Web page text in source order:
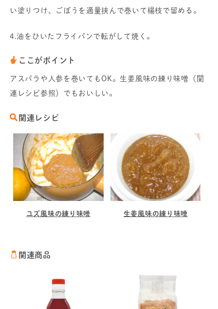
い塗りつけ、ごぼうを適量挟んで巻いて楊枝で留める。
4.油をひいたフライパンで転がして焼く。
ここがポイント
アスパラや人参を巻いてもOK。生姜風味の練り味噌（関
連レシピ参照）でもおいしい。
関連レシピ
ユズ風味の練り味噌 生姜風味の練り味噌
関連商品